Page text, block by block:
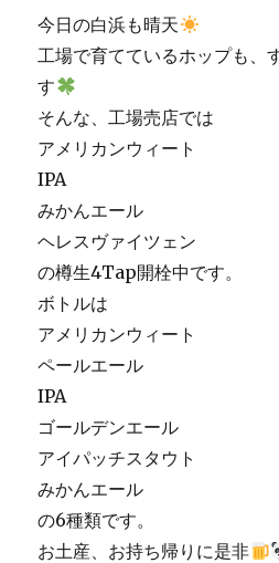
今日の白浜も晴天
工場で育てているホップも、
す
そんな、工場売店では
アメリカンウィート
IPA
みかんエール
ヘレスヴァイツェン
の樽生4Tap開栓中です。
ボトルは
アメリカンウィート
ペールエール
IPA
ゴールデンエール
アイパッチスタウト
みかんエール
の6種類です。
お土産、お持ち帰りに是非